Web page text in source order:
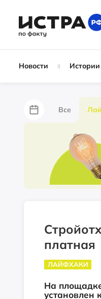
Новости Истории
Все
За забором
платная
ЛАЙФХАКИ
На
установлен